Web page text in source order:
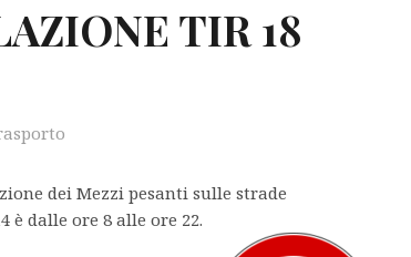
TIR 18
dei Mezzi pesanti sulle strade
è dalle ore 8 alle ore 22.